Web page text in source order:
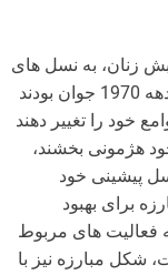
زنان، به نسل های
پیشین تعلق دارند، یعنی نسلی که در سالهای دهه 1970 جوان بودند
خود را تغییر دهند
هژمونی بخشند،
پیشینی خود
برای بهبود
فعالیت های مربوط
شکل مبارزه نیز با